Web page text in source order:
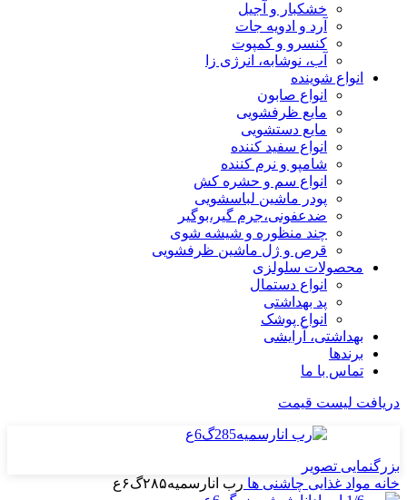
خشکبار و آجیل
آرد و ادویه جات
کنسرو و کمپوت
آب، نوشابه، انرژی زا
انواع شوینده
انواع صابون
مایع ظرفشویی
مایع دستشویی
انواع سفید کننده
شامپو و نرم کننده
انواع سم و حشره کش
پودر ماشین لباسشویی
ضدعفونی،جرم گیر،بوگیر
چند منظوره و شیشه شوی
قرص و ژل ماشین ظرفشویی
محصولات سلولزی
انواع دستمال
پد بهداشتی
انواع پوشک
بهداشتی، آرایشی
برندها
تماس با ما
دریافت لیست قیمت
بزرگنمایی تصویر
خانه مواد غذایی چاشنی ها رب انارسمیه۲۸۵گ۶ع